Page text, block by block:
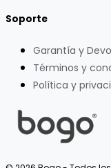
Soporte
Garantía y
Términos y
Política y